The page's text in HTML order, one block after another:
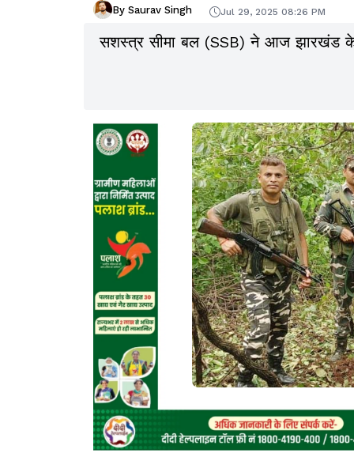
By Saurav Singh Jul 29, 2025 08:26 PM
सशस्त्र सीमा बल (SSB) ने आज झारखंड